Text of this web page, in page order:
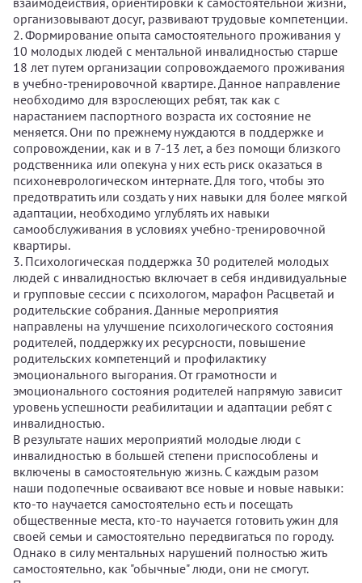
организовывают досуг, развивают трудовые компетенции.
2. Формирование опыта самостоятельного проживания у
10 молодых людей с ментальной инвалидностью старше
18 лет путем организации сопровождаемого проживания
в учебно-тренировочной квартире. Данное направление
необходимо для взрослеющих ребят, так как с
нарастанием паспортного возраста их состояние не
меняется. Они по прежнему нуждаются в поддержке и
сопровождении, как и в 7-13 лет, а без помощи близкого
родственника или опекуна у них есть риск оказаться в
психоневрологическом интернате. Для того, чтобы это
предотвратить или создать у них навыки для более мягкой
адаптации, необходимо углублять их навыки
самообслуживания в условиях учебно-тренировочной
квартиры.
3. Психологическая поддержка 30 родителей молодых
людей с инвалидностью включает в себя индивидуальные
и групповые сессии с психологом, марафон Расцветай и
родительские собрания. Данные мероприятия
направлены на улучшение психологического состояния
родителей, поддержку их ресурсности, повышение
родительских компетенций и профилактику
эмоционального выгорания. От грамотности и
эмоционального состояния родителей напрямую зависит
уровень успешности реабилитации и адаптации ребят с
инвалидностью.
В результате наших мероприятий молодые люди с
инвалидностью в большей степени приспособлены и
включены в самостоятельную жизнь. С каждым разом
наши подопечные осваивают все новые и новые навыки:
кто-то научается самостоятельно есть и посещать
общественные места, кто-то научается готовить ужин для
своей семьи и самостоятельно передвигаться по городу.
Однако в силу ментальных нарушений полностью жить
самостоятельно, как "обычные" люди, они не смогут.